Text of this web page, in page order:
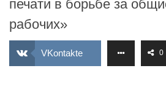
ИЗУЧЕНИЕ ДИАЛЕКТИКИ
ПРОФСОЮЗНАЯ БОРЬБА
ФЕДЕРАЦИЯ ПРОФСОЮЗОВ
печати в борьбе за
рабочих»
VKontakte 0